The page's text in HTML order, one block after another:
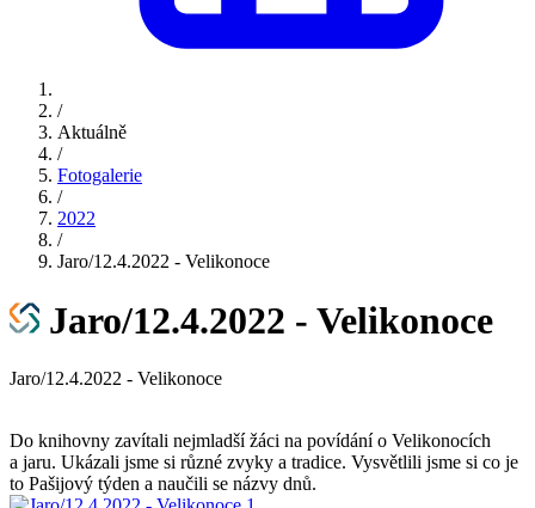
/
Aktuálně
/
Fotogalerie
/
2022
/
Jaro/12.4.2022 - Velikonoce
Jaro/12.4.2022 - Velikonoce
Jaro/12.4.2022 - Velikonoce
Do knihovny zavítali nejmladší žáci na povídání o Velikonocích
a jaru. Ukázali jsme si různé zvyky a tradice. Vysvětlili jsme si co je
to Pašijový týden a naučili se názvy dnů.